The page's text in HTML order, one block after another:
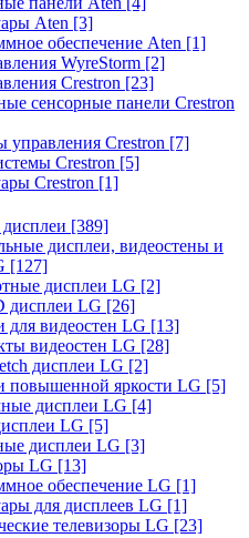
Aten [3]
обеспечение Aten [1]
WyreStorm [2]
Crestron [23]
сенсорные панели Crestron
управления Crestron [7]
Crestron [5]
Crestron [1]
[389]
дисплеи, видеостены и
[127]
дисплеи LG [2]
дисплеи LG [26]
для видеостен LG [13]
видеостен LG [28]
дисплеи LG [2]
повышенной яркости LG [5]
дисплеи LG [4]
LG [5]
дисплеи LG [3]
LG [13]
обеспечение LG [1]
для дисплеев LG [1]
телевизоры LG [23]